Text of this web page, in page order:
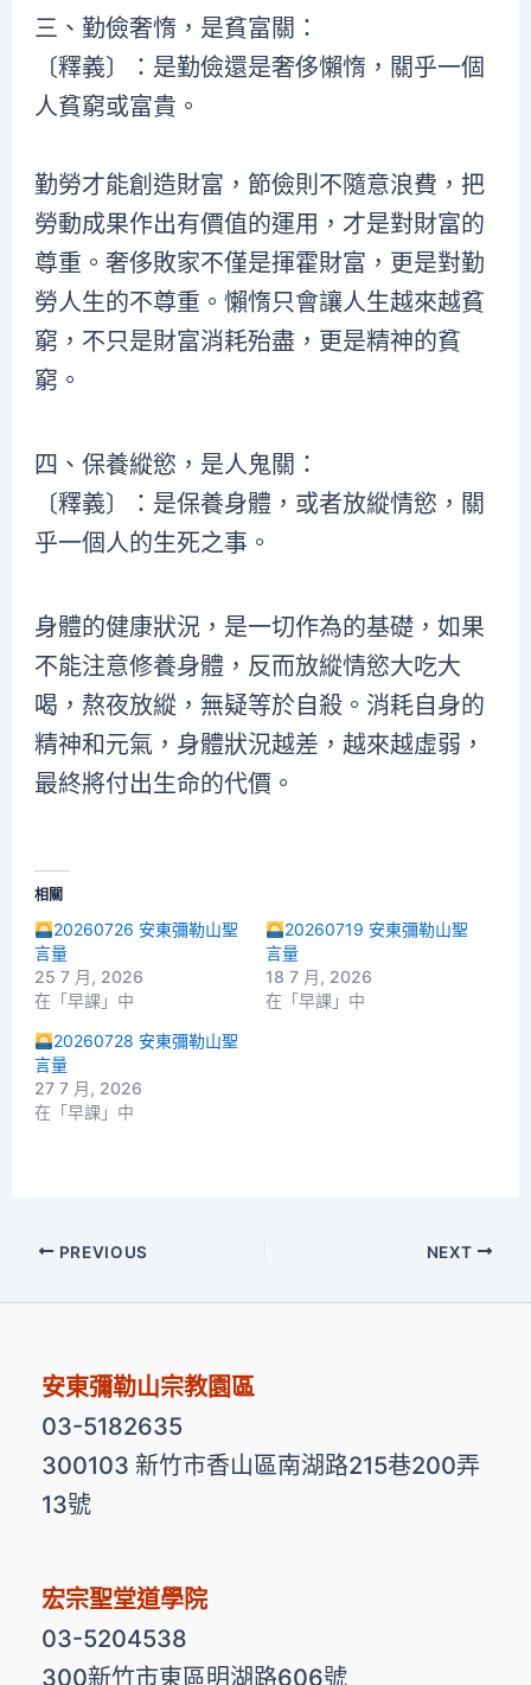
三、勤儉奢惰，是貧富關：
〔釋義〕：是勤儉還是奢侈懶惰，關乎一個
人貧窮或富貴。
勤勞才能創造財富，節儉則不隨意浪費，把
勞動成果作出有價值的運用，才是對財富的
尊重。奢侈敗家不僅是揮霍財富，更是對勤
勞人生的不尊重。懶惰只會讓人生越來越貧
窮，不只是財富消耗殆盡，更是精神的貧
窮。
四、保養縱慾，是人鬼關：
〔釋義〕：是保養身體，或者放縱情慾，關
乎一個人的生死之事。
身體的健康狀況，是一切作為的基礎，如果
不能注意修養身體，反而放縱情慾大吃大
喝，熬夜放縱，無疑等於自殺。消耗自身的
精神和元氣，身體狀況越差，越來越虛弱，
最終將付出生命的代價。
相關
20260726 安東彌勒山聖
言量
25 7 月, 2026
在「早課」中
20260719 安東彌勒山聖
言量
18 7 月, 2026
在「早課」中
20260728 安東彌勒山聖
言量
27 7 月, 2026
在「早課」中
PREVIOUS NEXT
安東彌勒山宗教園區
03-5182635
300103 新竹市香山區南湖路215巷200弄
13號
宏宗聖堂道學院
03-5204538
300新竹市東區明湖路606號